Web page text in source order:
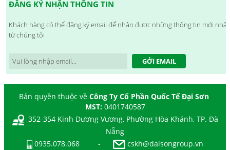
ĐĂNG KÝ NHẬN THÔNG TIN
Khách hàng có thể đăng ký email để nhận được những thông tin mới nhất
từ chúng tôi
GỞI EMAIL
Bản quyền thuộc về Công Ty Cổ Phần Quốc Tế Đại Sơn
MST: 0401740587
352-354 Kinh Dương Vương, Phường Hòa Khánh, TP. Đà
Nẵng
0935.078.068
- cskh@daisongroup.vn